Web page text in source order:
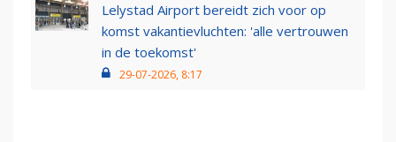
Lelystad Airport bereidt zich voor op
komst vakantievluchten: 'alle vertrouwen
in de toekomst'
29-07-2026, 8:17